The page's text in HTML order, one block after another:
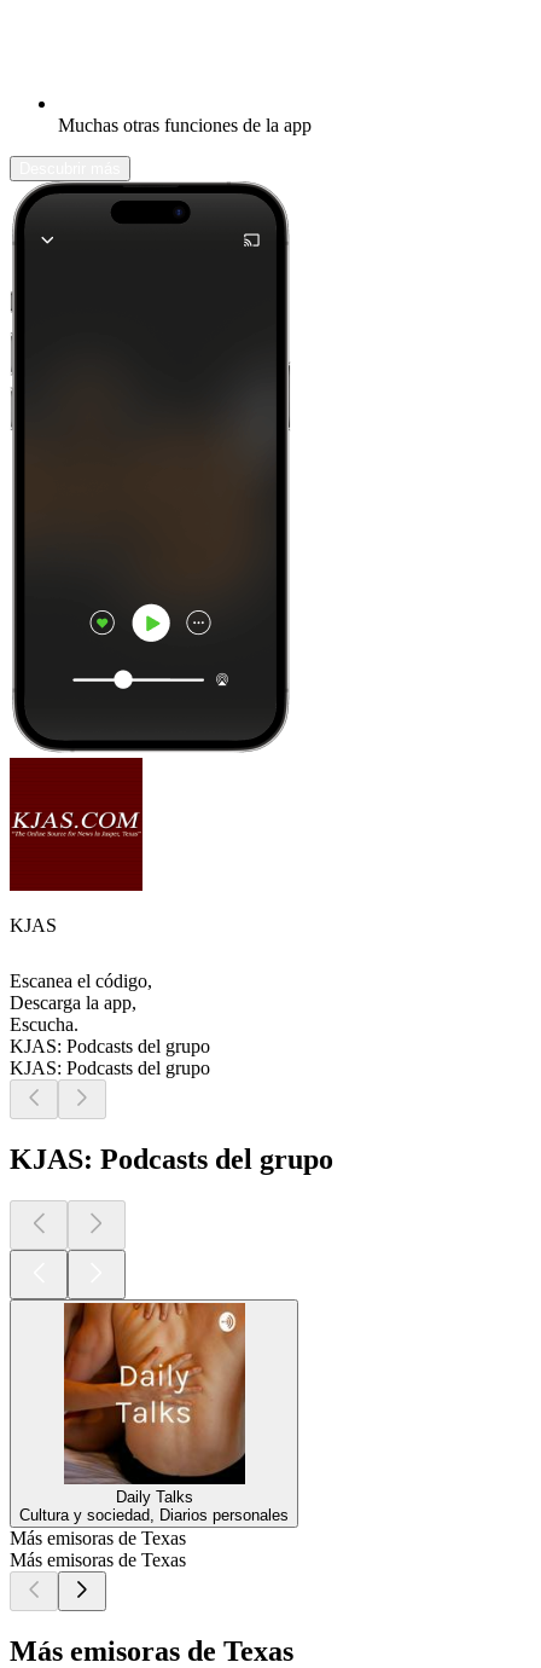
Muchas otras funciones de la app
KJAS
Escanea el código,
Descarga la app,
Escucha.
KJAS: Podcasts del grupo
KJAS: Podcasts del grupo
KJAS: Podcasts del grupo
Daily Talks
Cultura y sociedad, Diarios personales
Más emisoras de Texas
Más emisoras de Texas
Más emisoras de Texas